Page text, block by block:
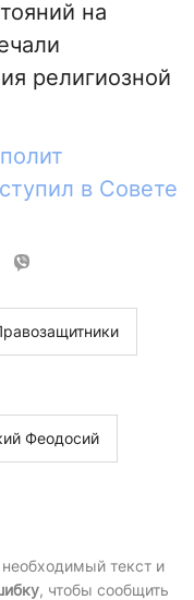
на
религиозной
в Совете
Феодосий
текст и
, чтобы сообщить